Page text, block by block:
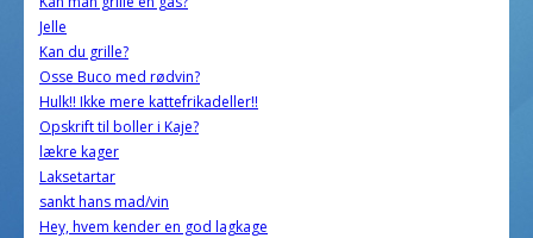
Jelle
Kan du grille?
Osse Buco med rødvin?
Hulk!! Ikke mere kattefrikadeller!!
Opskrift til boller i Kaje?
lækre kager
Laksetartar
sankt hans mad/vin
Hey, hvem kender en god lagkage